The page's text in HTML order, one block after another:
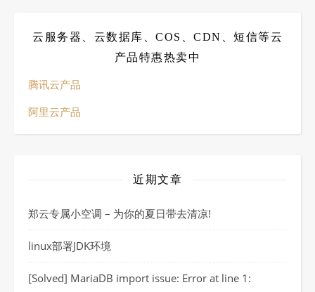
云服务器、云数据库、COS、CDN、短信等云
产品特惠热卖中
腾讯云产品
阿里云产品
近期文章
郑云专属小空调 – 为你的夏日带去清凉!
linux部署JDK环境
[Solved] MariaDB import issue: Error at line 1: